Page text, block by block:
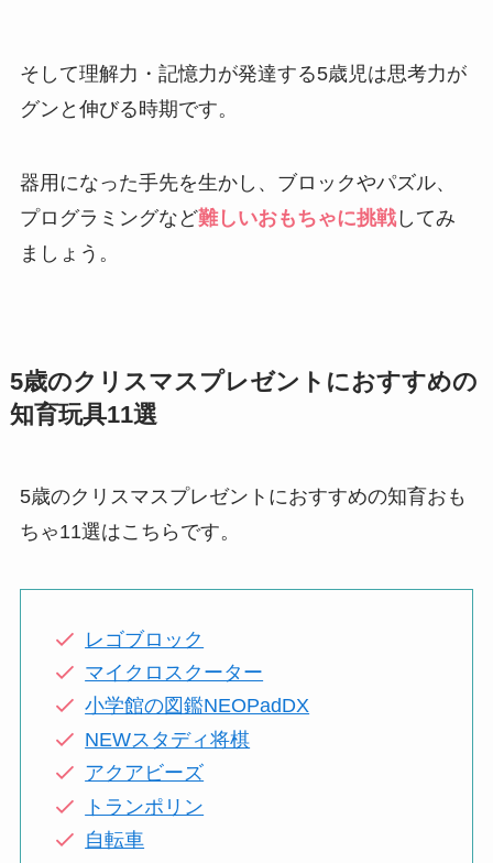
そして理解力・記憶力が発達する5歳児は思考力が
グンと伸びる時期です。
器用になった手先を生かし、ブロックやパズル、
プログラミングなど難しいおもちゃに挑戦してみ
ましょう。
5歳のクリスマスプレゼントにおすすめの
知育玩具11選
5歳のクリスマスプレゼントにおすすめの知育おも
ちゃ11選はこちらです。
レゴブロック
マイクロスクーター
小学館の図鑑NEOPadDX
NEWスタディ将棋
アクアビーズ
トランポリン
自転車